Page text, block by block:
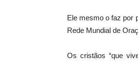
Ele mesmo o faz por
Rede Mundial de
Os cristãos “que